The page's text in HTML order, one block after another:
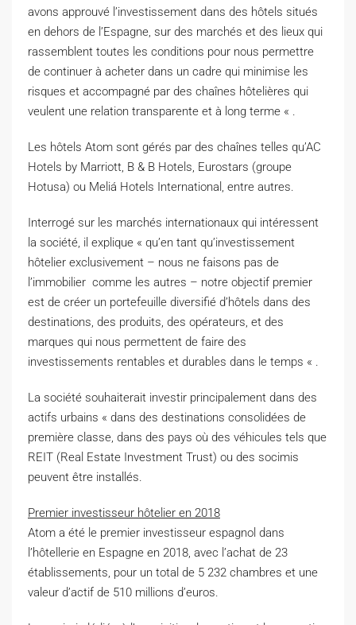
avons approuvé l’investissement dans des hôtels situés
en dehors de l’Espagne, sur des marchés et des lieux qui
rassemblent toutes les conditions pour nous permettre
de continuer à acheter dans un cadre qui minimise les
risques et accompagné par des chaînes hôtelières qui
veulent une relation transparente et à long terme « .
Les hôtels Atom sont gérés par des chaînes telles qu’AC
Hotels by Marriott, B & B Hotels, Eurostars (groupe
Hotusa) ou Meliá Hotels International, entre autres.
Interrogé sur les marchés internationaux qui intéressent
la société, il explique « qu’en tant qu’investissement
hôtelier exclusivement – nous ne faisons pas de
l’immobilier comme les autres – notre objectif premier
est de créer un portefeuille diversifié d’hôtels dans des
destinations, des produits, des opérateurs, et des
marques qui nous permettent de faire des
investissements rentables et durables dans le temps « .
La société souhaiterait investir principalement dans des
actifs urbains « dans des destinations consolidées de
première classe, dans des pays où des véhicules tels que
REIT (Real Estate Investment Trust) ou des socimis
peuvent être installés.
Premier investisseur hôtelier en 2018
Atom a été le premier investisseur espagnol dans
l’hôtellerie en Espagne en 2018, avec l’achat de 23
établissements, pour un total de 5 232 chambres et une
valeur d’actif de 510 millions d’euros.